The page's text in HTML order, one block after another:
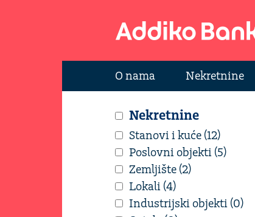
O nama Nekretnine
Nekretnine
Stanovi i kuće (12)
Poslovni objekti (5)
Zemljište (2)
Lokali (4)
Industrijski objekti (0)